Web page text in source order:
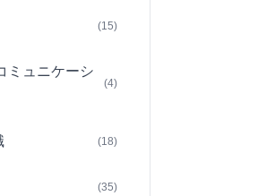
(15)
ミュニケーシ
(4)
(18)
(35)